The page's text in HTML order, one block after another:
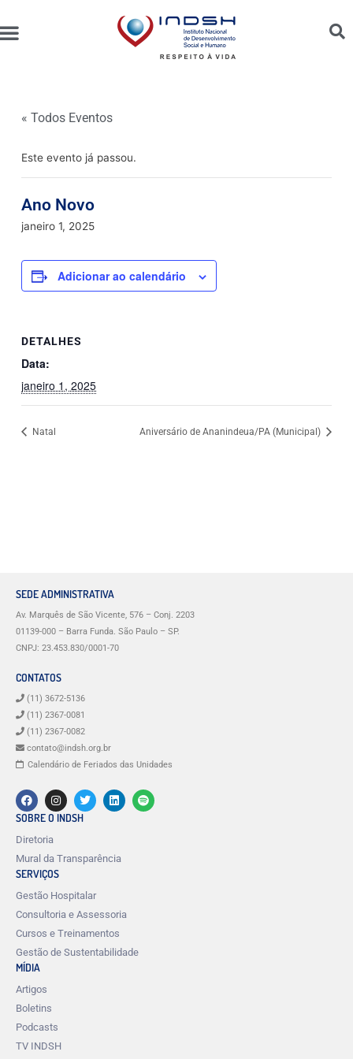
« Todos Eventos
Este evento já passou.
Ano Novo
janeiro 1, 2025
Adicionar ao calendário
DETALHES
Data:
janeiro 1, 2025
Natal Aniversário de Ananindeua/PA (Municipal)
SEDE ADMINISTRATIVA
Av. Marquês de São Vicente, 576 – Conj. 2203
01139-000 – Barra Funda. São Paulo – SP.
CNPJ: 23.453.830/0001-70
CONTATOS
(11) 3672-5136
(11) 2367-0081
(11) 2367-0082
contato@indsh.org.br
Calendário de Feriados das Unidades
SOBRE O INDSH
Diretoria
Mural da Transparência
SERVIÇOS
Gestão Hospitalar
Consultoria e Assessoria
Cursos e Treinamentos
Gestão de Sustentabilidade
MÍDIA
Artigos
Boletins
Podcasts
TV INDSH